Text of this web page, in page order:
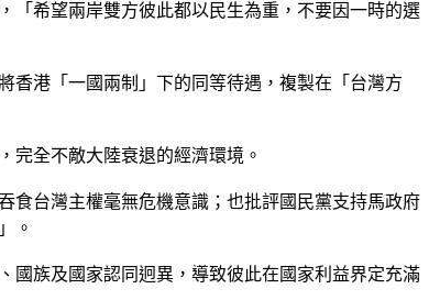
「希望兩岸雙方彼此都以民生為重，不要因一時的選
香港「一國兩制」下的同等待遇，複製在「台灣方
完全不敵大陸衰退的經濟環境。
食台灣主權毫無危機意識；也批評國民黨支持馬政府
。
國族及國家認同迥異，導致彼此在國家利益界定充滿